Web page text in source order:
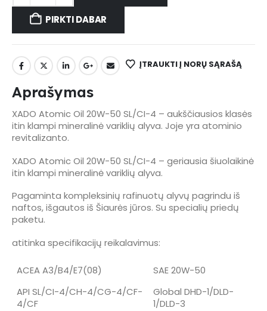
PIRKTI DABAR
ĮTRAUKTI Į NORŲ SĄRAŠĄ
Aprašymas
XADO Atomic Oil 20W-50 SL/CI-4 – aukščiausios klasės
itin klampi mineralinė variklių alyva. Joje yra atominio
revitalizanto.
XADO Atomic Oil 20W-50 SL/CI-4 – geriausia šiuolaikinė
itin klampi mineralinė variklių alyva.
Pagaminta kompleksinių rafinuotų alyvų pagrindu iš
naftos, išgautos iš Šiaurės jūros. Su specialių priedų
paketu.
atitinka specifikacijų reikalavimus:
ACEA A3/B4/E7(08)
SAE 20W-50
API SL/CI-4/CH-4/CG-4/CF-
4/CF
Global DHD-1/DLD-
1/DLD-3